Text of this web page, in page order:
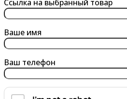
Арзамас
Армавир
Архангельск
Ачинск
Бердск
Березники
Бийск
Борисоглебск
Ссылка на выбранный товар
Ваше имя
Ваш телефон